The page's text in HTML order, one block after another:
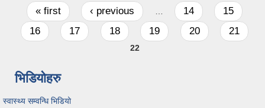
Pages
« first ‹ previous 14
15
16
17 18 19 20 21
22
भिडियोहरु
स्वास्थ्य सम्वन्धि भिडियो